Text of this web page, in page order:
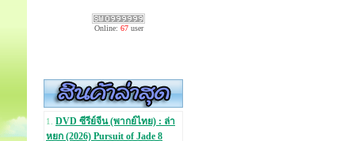
Online: 67user
1. DVD ซีรีย์จีน (พากย์ไทย) : ล่า
หยก (2026) Pursuit of Jade 8